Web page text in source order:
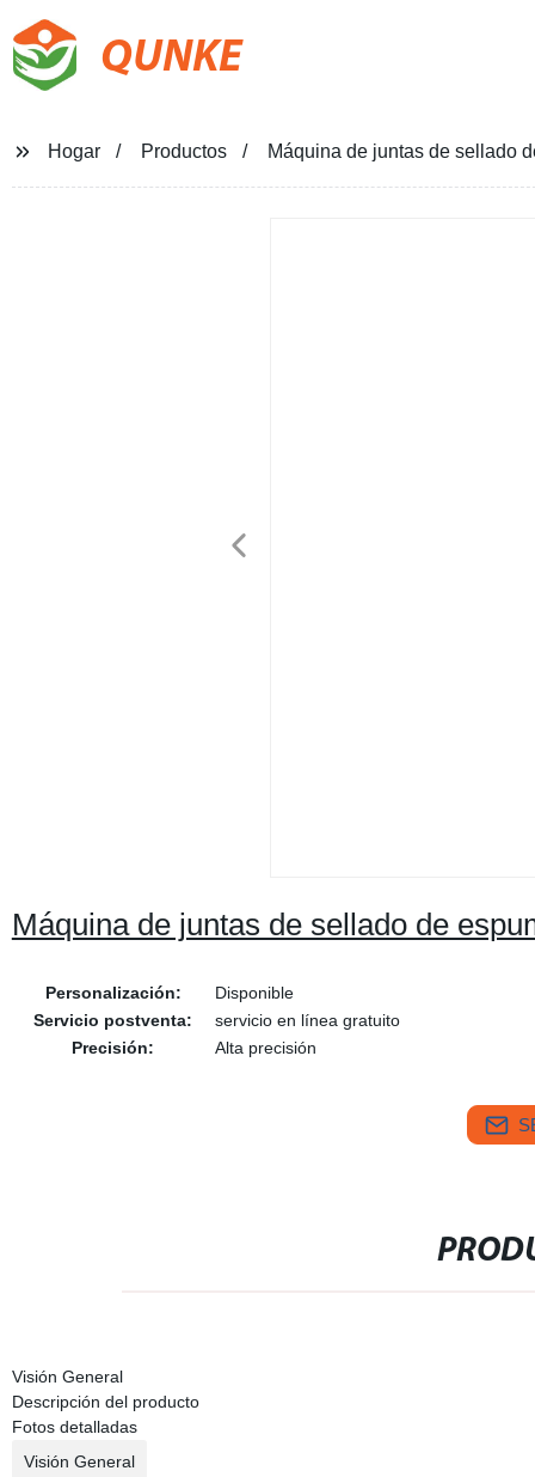
QUNKE
Hogar Productos Máquina de juntas de sellado
Máquina de juntas de sellado de
Personalización:
Disponible
Servicio postventa:
servicio en línea gratuito
Precisión:
Alta precisión
Visión General
Descripción del producto
Fotos detalladas
Visión General